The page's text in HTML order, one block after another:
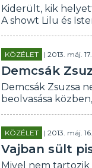
Kiderült, kik
A showt Lilu és
KÖZÉLET | 2013. máj.
Demcsák
Demcsák Zsuzsa
beolvasása
KÖZÉLET | 2013. máj.
Vajban sült
Mivel nem tartozik